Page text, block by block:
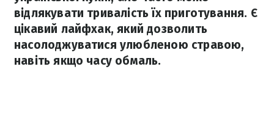
відлякувати тривалість їх приготування. Є
цікавий лайфхак, який дозволить
насолоджуватися улюбленою стравою,
навіть якщо часу обмаль.